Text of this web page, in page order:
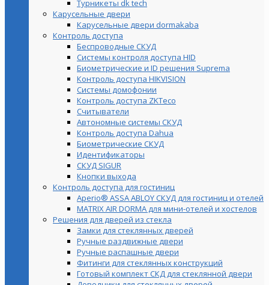
Турникеты dk tech
Карусельные двери
Карусельные двери dormakaba
Контроль доступа
Беспроводные СКУД
Системы контроля доступа HID
Биометрические и ID решения Suprema
Контроль доступа HIKVISION
Системы домофонии
Контроль доступа ZKTeco
Считыватели
Автономные системы СКУД
Контроль доступа Dahua
Биометрические СКУД
Идентификаторы
СКУД SIGUR
Кнопки выхода
Контроль доступа для гостиниц
Aperio® ASSA ABLOY СКУД для гостиниц и отелей
MATRIX AIR DORMA для мини-отелей и хостелов
Решения для дверей из стекла
Замки для стеклянных дверей
Ручные раздвижные двери
Ручные распашные двери
Фитинги для стеклянных конструкций
Готовый комплект СКД для стеклянной двери